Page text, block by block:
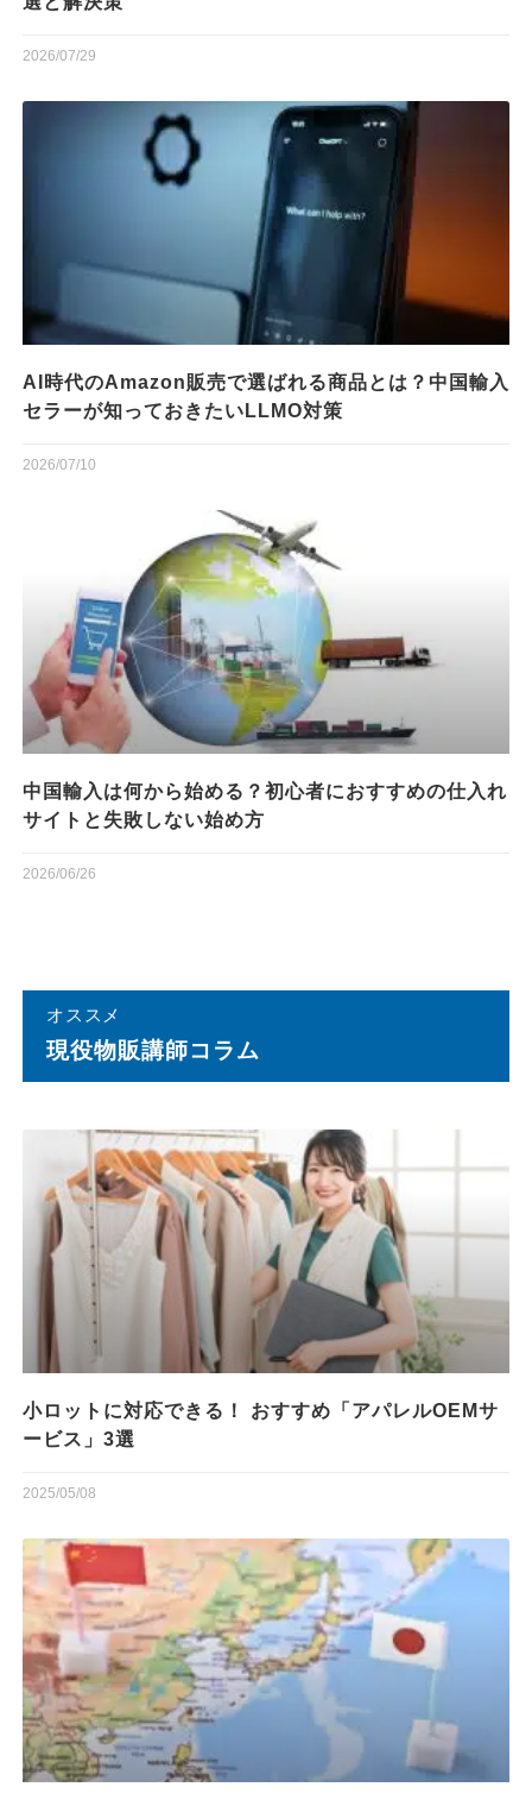
2026/07/29
AI時代のAmazon販売で選ばれる商品とは？中国輸入
セラーが知っておきたいLLMO対策
2026/07/10
中国輸入は何から始める？初心者におすすめの仕入れ
サイトと失敗しない始め方
2026/06/26
オススメ
現役物販講師コラム
小ロットに対応できる！ おすすめ「アパレルOEMサ
ービス」3選
2025/05/08